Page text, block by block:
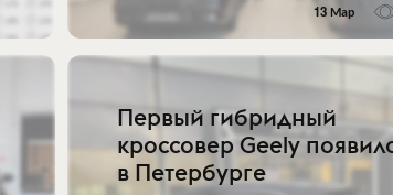
13 Мар
Первый гибридный
кроссовер Geely
в Петербурге